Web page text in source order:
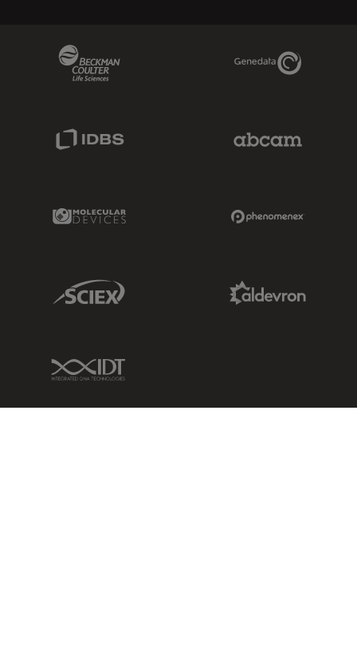
Genedata Link
Molecular Devices Link
Sciex Link
IDT Link